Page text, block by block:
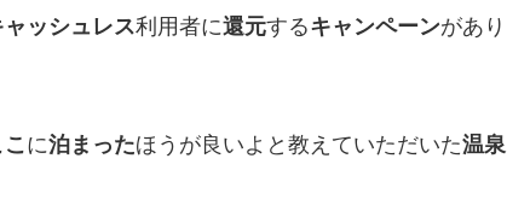
ッシュレス利用者に還元するキャンペーンがあり
に泊まったほうが良いよと教えていただいた温泉